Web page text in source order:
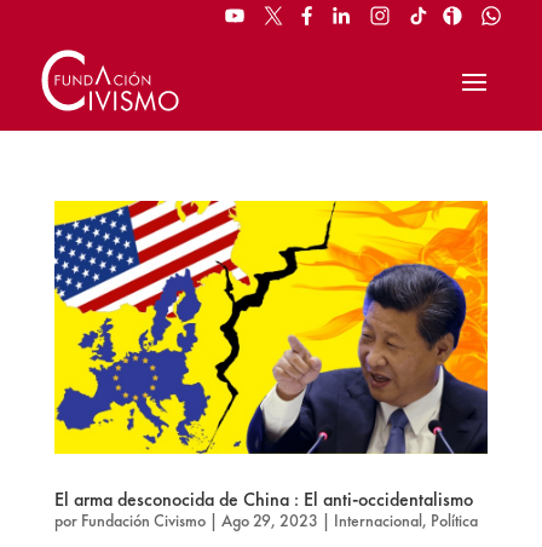
El arma desconocida de China : El anti-occidentalismo
por Fundación Civismo| Ago 29, 2023 | Internacional, Política